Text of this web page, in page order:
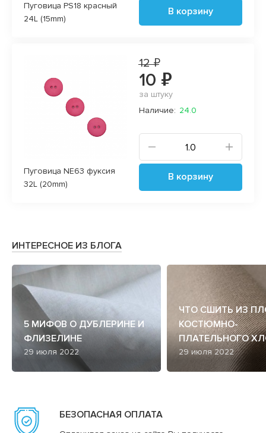
Пуговица PS18 красный
24L (15mm)
В корзину
Пуговица NE63 фуксия
32L (20mm)
12 ₽
10 ₽
за штуку
Наличие: 24.0
В корзину
ИНТЕРЕСНОЕ ИЗ БЛОГА
5 МИФОВ О ДУБЛЕРИНЕ И
ФЛИЗЕЛИНЕ
29 июля 2022
ЧТО СШИТЬ ИЗ
КОСТЮМНО-
ПЛАТЕЛЬНОГО
29 июля 2022
БЕЗОПАСНАЯ ОПЛАТА